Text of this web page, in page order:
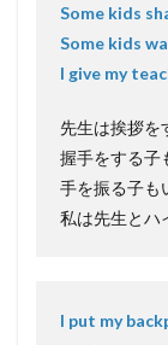
Some kids
Some kids
I give my
先生は挨拶を
握手をする子
手を振る子も
私は先生とハ
I put my